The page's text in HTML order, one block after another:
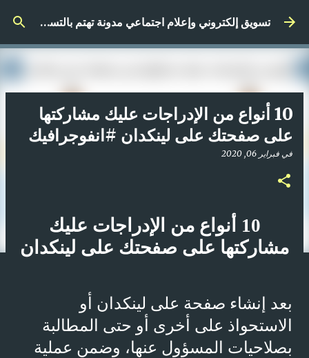
التخطي إلى المحتوى الرئيسي تسويق إلكتروني وإعلام اجتماعي مدونة تهتم بالتسويق الرقمي
10 أنواع من الإدراجات عليك مشاركتها
على صفحتك على لينكدان #انفوجرافيك
في فبراير 06, 2020
10 أنواع من الإدراجات عليك
مشاركتها على صفحتك على لينكدان
بعد إنشاء صفحة على لينكدان أو
الاستحواذ على أخرى أو حتى المطالبة
بصلاحيات المسؤول عنها، وضمن عملية